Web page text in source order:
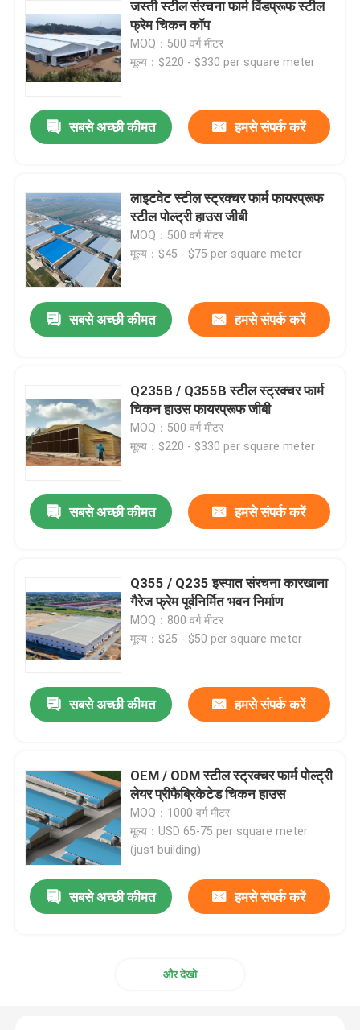
जस्ती स्टील संरचना फार्म विंडप्रूफ स्टील
फ्रेम चिकन कॉप
MOQ：500 वर्ग मीटर
मूल्य：$220 - $330 per square meter
सबसे अच्छी कीमत हमसे संपर्क करें
लाइटवेट स्टील स्ट्रक्चर फार्म फायरप्रूफ
स्टील पोल्ट्री हाउस जीबी
MOQ：500 वर्ग मीटर
मूल्य：$45 - $75 per square meter
सबसे अच्छी कीमत हमसे संपर्क करें
Q235B / Q355B स्टील स्ट्रक्चर फार्म
चिकन हाउस फायरप्रूफ जीबी
MOQ：500 वर्ग मीटर
मूल्य：$220 - $330 per square meter
सबसे अच्छी कीमत हमसे संपर्क करें
Q355 / Q235 इस्पात संरचना कारखाना
गैरेज फ्रेम पूर्वनिर्मित भवन निर्माण
MOQ：800 वर्ग मीटर
मूल्य：$25 - $50 per square meter
सबसे अच्छी कीमत हमसे संपर्क करें
OEM / ODM स्टील स्ट्रक्चर फार्म पोल्ट्री
लेयर प्रीफैब्रिकेटेड चिकन हाउस
MOQ：1000 वर्ग मीटर
मूल्य：USD 65-75 per square meter
(just building)
सबसे अच्छी कीमत हमसे संपर्क करें
और देखो